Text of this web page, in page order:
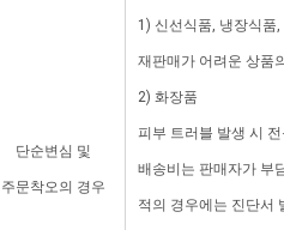
단순변심 및
주문착오의 경우
1) 신선식품, 냉장식품
재판매가 어려운 상품
2) 화장품
피부 트러블 발생 시
배송비는 판매자가 부
적의 경우에는 진단서